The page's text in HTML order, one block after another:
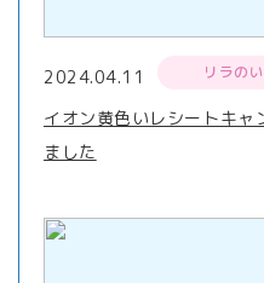
2024.04.11 リラの
イオン黄色いレシートキャ
ました